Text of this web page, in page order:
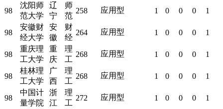
98
沈阳师
范大学
辽
宁
师
范
258 应用型 1 0 0 0 1
98
安徽财
经大学
安
徽
财
经
264 应用型 1 0 0 0 1
98
重庆理
工大学
重
庆
理
工
268 应用型 1 0 0 0 1
98
桂林理
工大学
广
西
理
工
268 应用型 1 0 0 0 1
98
中国计
量学院
浙
江
理
工
272 应用型 1 0 0 0 1